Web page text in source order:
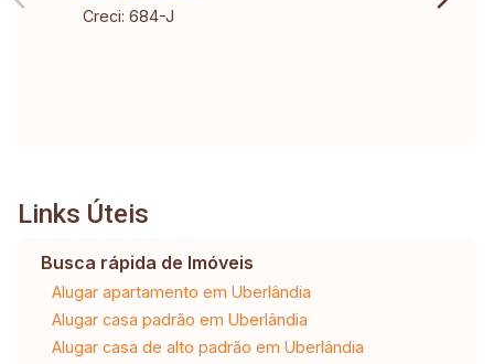
Creci: 684-J
Links Úteis
Busca rápida de Imóveis
Alugar apartamento em Uberlândia
Alugar casa padrão em Uberlândia
Alugar casa de alto padrão em Uberlândia